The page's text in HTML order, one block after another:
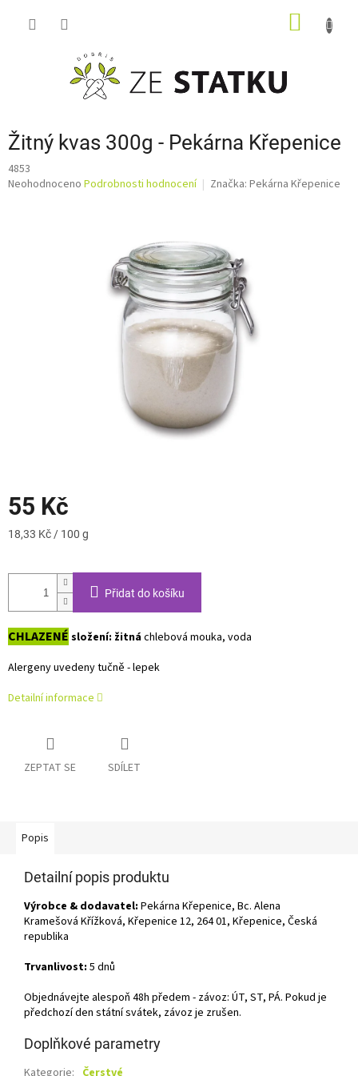
Žitný kvas 300g - Pekárna Křepenice
4853
Průměrné
Neohodnoceno Podrobnosti hodnocení Značka: Pekárna Křepenice
55 Kč
Měrná
18,33 Kč / 100 g
Přidat do košíku
CHLAZENÉ složení: žitnáchlebová mouka, voda
Alergeny uvedeny tučně - lepek
Detailní informace
ZEPTAT SE SDÍLET
Popis
Detailní popis produktu
Výrobce & dodavatel: Pekárna Křepenice, Bc. Alena
Kramešová Křížková, Křepenice 12, 264 01, Křepenice, Česká
republika
Trvanlivost: 5 dnů
Objednávejte alespoň 48h předem - závoz: ÚT, ST, PÁ. Pokud je
předchozí den státní svátek, závoz je zrušen.
Doplňkové parametry